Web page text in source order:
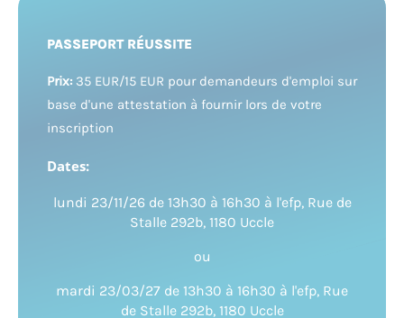
PASSEPORT RÉUSSITE
Prix: 35 EUR/15 EUR pour demandeurs d'emploi sur
base d'une attestation à fournir lors de votre
inscription
Dates:
lundi 23/11/26 de 13h30 à 16h30 à l'efp, Rue de
Stalle 292b, 1180 Uccle
ou
mardi 23/03/27 de 13h30 à 16h30 à l'efp, Rue
de Stalle 292b, 1180 Uccle